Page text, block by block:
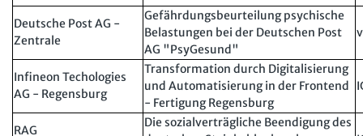
Deutsche Post AG -
Zentrale
Gefährdungsbeurteilung psychische
Belastungen bei der Deutschen Post
AG "PsyGesund"
Infineon Techologies
AG - Regensburg
Transformation durch Digitalisierung
und Automatisierung in der Frontend
- Fertigung Regensburg
RAG
Die sozialverträgliche Beendigung des